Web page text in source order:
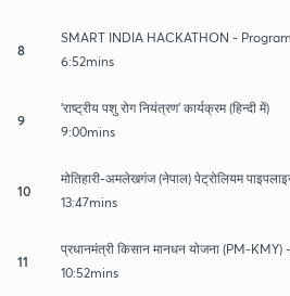
8
SMART INDIA HACKATHON -
6:52mins
9
'राष्ट्रीय पशु रोग नियंत्रण' कार्यक्रम (हिन्दी में)
9:00mins
10
मोतिहारी-अमलेखगंज (नेपाल) पेट्रोलियम
13:47mins
11
प्रधानमंत्री किसान मानधन योजना (PM-KMY) -
10:52mins